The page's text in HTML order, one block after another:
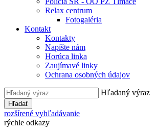
Relax centrum
Fotogaléria
Kontakt
Kontakty
Napíšte nám
Horúca linka
Zaujímavé linky
Ochrana osobných údajov
Hľadaný výraz
Hľadať
rozšírené vyhľadávanie
rýchle odkazy